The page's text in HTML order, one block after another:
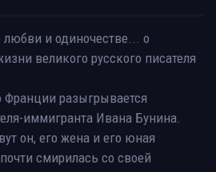
любви и одиночестве... о
великого русского писателя
Франции разыгрывается
иммигранта Ивана Бунина.
он, его жена и его юная
смирилась со своей